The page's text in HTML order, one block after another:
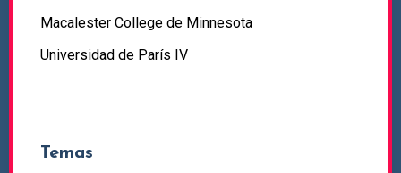
Macalester College de Minnesota
Universidad de París IV
Temas